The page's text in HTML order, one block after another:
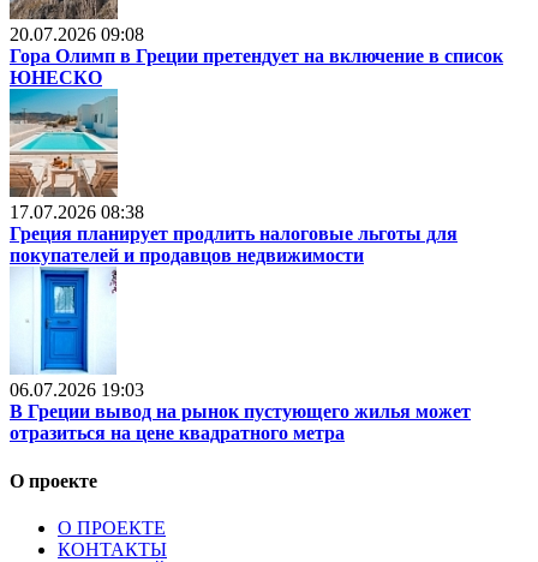
20.07.2026 09:08
Гора Олимп в Греции претендует на включение в список
ЮНЕСКО
17.07.2026 08:38
Греция планирует продлить налоговые льготы для
покупателей и продавцов недвижимости
06.07.2026 19:03
В Греции вывод на рынок пустующего жилья может
отразиться на цене квадратного метра
О проекте
О ПРОЕКТЕ
КОНТАКТЫ